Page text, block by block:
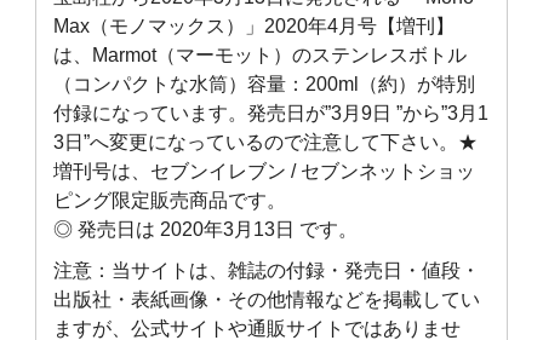
Max（モノマックス）」2020年4月号【増刊】
は、Marmot（マーモット）のステンレスボトル
（コンパクトな水筒）容量：200ml（約）が特別
付録になっています。発売日が”3月9日 ”から”3月1
3日”へ変更になっているので注意して下さい。★
増刊号は、セブンイレブン / セブンネットショッ
ピング限定販売商品です。
◎ 発売日は 2020年3月13日 です。
注意：当サイトは、雑誌の付録・発売日・値段・
出版社・表紙画像・その他情報などを掲載してい
ますが、公式サイトや通販サイトではありませ